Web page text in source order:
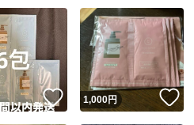
いいね！
1,000円